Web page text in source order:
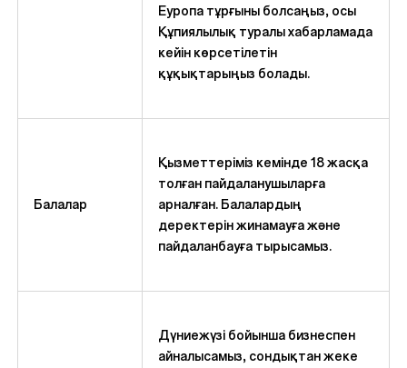
Еуропа тұрғыны болсаңыз, осы
Құпиялылық туралы хабарламада
кейін көрсетілетін
құқықтарыңыз болады.
Балалар
Қызметтеріміз кемінде 18 жасқа
толған пайдаланушыларға
арналған. Балалардың
деректерін жинамауға және
пайдаланбауға тырысамыз.
Дүниежүзі бойынша бизнеспен
айналысамыз, сондықтан жеке